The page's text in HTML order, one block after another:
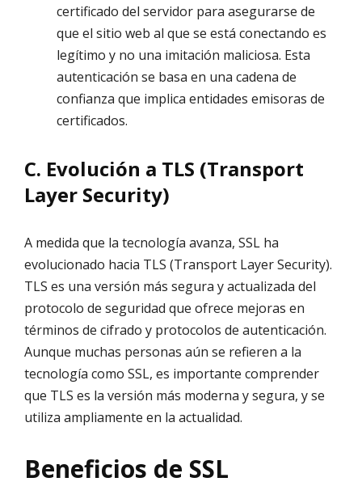
certificado del servidor para asegurarse de
que el sitio web al que se está conectando es
legítimo y no una imitación maliciosa. Esta
autenticación se basa en una cadena de
confianza que implica entidades emisoras de
certificados.
C. Evolución a TLS (Transport
Layer Security)
A medida que la tecnología avanza, SSL ha
evolucionado hacia TLS (Transport Layer Security).
TLS es una versión más segura y actualizada del
protocolo de seguridad que ofrece mejoras en
términos de cifrado y protocolos de autenticación.
Aunque muchas personas aún se refieren a la
tecnología como SSL, es importante comprender
que TLS es la versión más moderna y segura, y se
utiliza ampliamente en la actualidad.
Beneficios de SSL